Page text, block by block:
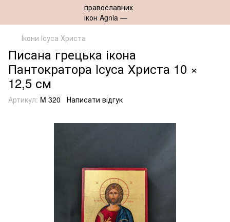
Ікони Ісуса Христа
Писана грецька ікона
Пантократора Ісуса Христа 10 ×
12,5 см
Артикул: M 320 Написати відгук